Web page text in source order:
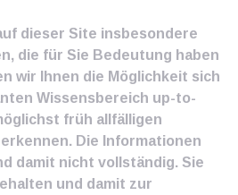
dieser Site insbesondere
die für Sie Bedeutung haben
wir Ihnen die Möglichkeit sich
Wissensbereich up-to-
früh allfälligen
Die Informationen
damit nicht vollständig. Sie
und damit zur